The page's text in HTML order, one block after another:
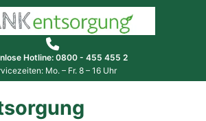
Hotline: 0800 - 455 455 2
Mo. – Fr. 8 – 16 Uhr